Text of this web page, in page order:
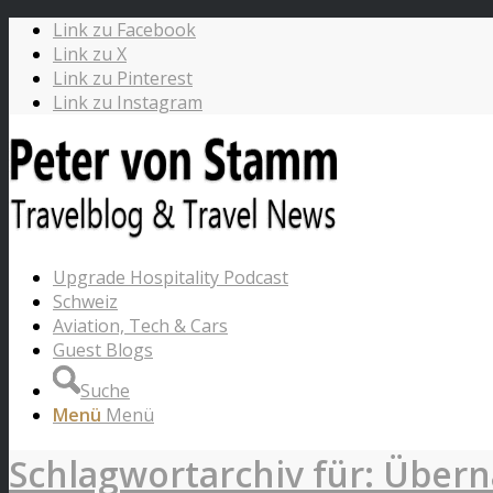
Link zu Facebook
Link zu X
Link zu Pinterest
Link zu Instagram
Upgrade Hospitality Podcast
Schweiz
Aviation, Tech & Cars
Guest Blogs
Suche
Menü Menü
Schlagwortarchiv für: